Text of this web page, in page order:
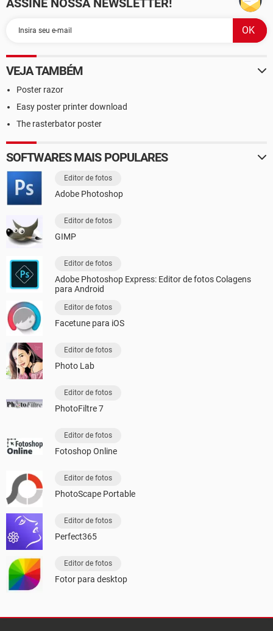
ASSINE NOSSA NEWSLETTER!
VEJA TAMBÉM
Poster razor
Easy poster printer download
The rasterbator poster
SOFTWARES MAIS POPULARES
Editor de fotos
Adobe Photoshop
Editor de fotos
GIMP
Editor de fotos
Adobe Photoshop Express: Editor de fotos Colagens
para Android
Editor de fotos
Facetune para iOS
Editor de fotos
Photo Lab
Editor de fotos
PhotoFiltre 7
Editor de fotos
Fotoshop Online
Editor de fotos
PhotoScape Portable
Editor de fotos
Perfect365
Editor de fotos
Fotor para desktop